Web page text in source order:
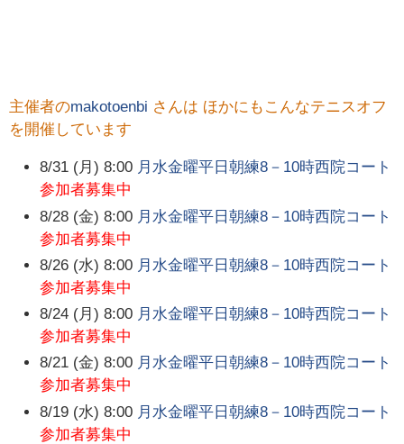
主催者のmakotoenbi さんは ほかにもこんなテニスオフ
を開催しています
8/31 (月) 8:00 月水金曜平日朝練8－10時西院コート
参加者募集中
8/28 (金) 8:00 月水金曜平日朝練8－10時西院コート
参加者募集中
8/26 (水) 8:00 月水金曜平日朝練8－10時西院コート
参加者募集中
8/24 (月) 8:00 月水金曜平日朝練8－10時西院コート
参加者募集中
8/21 (金) 8:00 月水金曜平日朝練8－10時西院コート
参加者募集中
8/19 (水) 8:00 月水金曜平日朝練8－10時西院コート
参加者募集中